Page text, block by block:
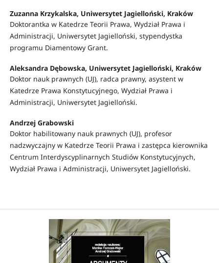
Zuzanna Krzykalska, Uniwersytet Jagielloński, Kraków
Doktorantka w Katedrze Teorii Prawa, Wydział Prawa i
Administracji, Uniwersytet Jagielloński, stypendystka
programu Diamentowy Grant.
Aleksandra Dębowska, Uniwersytet Jagielloński, Kraków
Doktor nauk prawnych (UJ), radca prawny, asystent w
Katedrze Prawa Konstytucyjnego, Wydział Prawa i
Administracji, Uniwersytet Jagielloński.
Andrzej Grabowski
Doktor habilitowany nauk prawnych (UJ), profesor
nadzwyczajny w Katedrze Teorii Prawa i zastępca kierownika
Centrum Interdyscyplinarnych Studiów Konstytucyjnych,
Wydział Prawa i Administracji, Uniwersytet Jagielloński.